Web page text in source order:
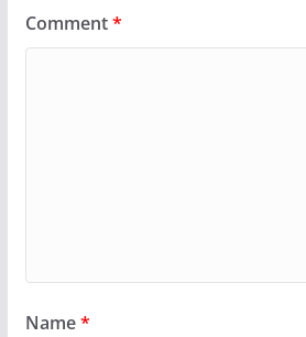
Comment*
Name*